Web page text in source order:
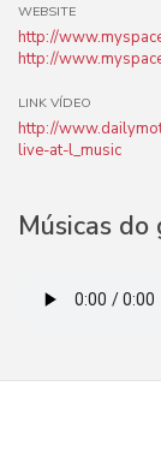
WEBSITE
http://
http://
LINK VÍDEO
http://
live-at-l_music
Músicas do